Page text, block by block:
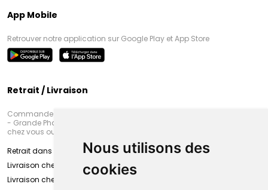
Nous utilisons des
cookies
App Mobile
Retrouver notre application sur Google Play et App Store
Retrait / Livraison
Commandez en ligne et venez chercher votre commande à Amiens
- Grande Pharmacie d’Amiens (Fachon) ou recevez-là rapidement
chez vous ou en point retrait
Retrait dans la pharmacie d’Amiens
Livraison chez vous
Livraison chez votre commerçant